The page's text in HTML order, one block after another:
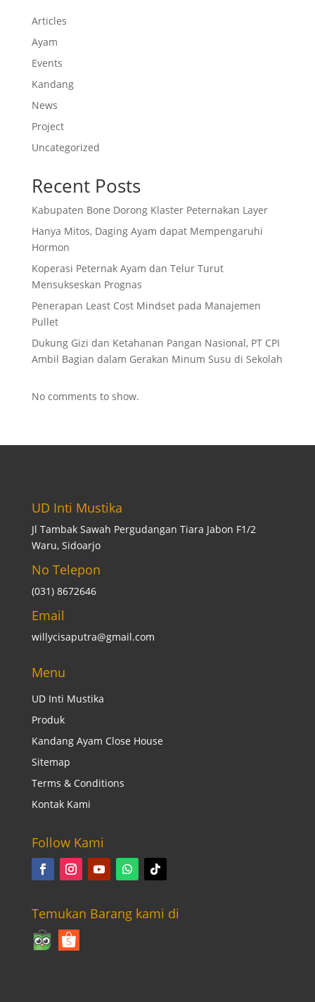
Articles
Ayam
Events
Kandang
News
Project
Uncategorized
Recent Posts
Kabupaten Bone Dorong Klaster Peternakan Layer
Hanya Mitos, Daging Ayam dapat Mempengaruhi
Hormon
Koperasi Peternak Ayam dan Telur Turut
Mensukseskan Prognas
Penerapan Least Cost Mindset pada Manajemen
Pullet
Dukung Gizi dan Ketahanan Pangan Nasional, PT CPI
Ambil Bagian dalam Gerakan Minum Susu di Sekolah
No comments to show.
UD Inti Mustika
Jl Tambak Sawah Pergudangan Tiara Jabon F1/2
Waru, Sidoarjo
No Telepon
(031) 8672646
Email
willycisaputra@gmail.com
Menu
UD Inti Mustika
Produk
Kandang Ayam Close House
Sitemap
Terms & Conditions
Kontak Kami
Follow Kami
Temukan Barang kami di